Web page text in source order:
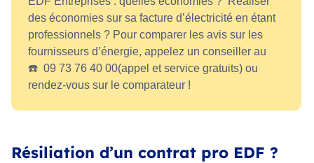
des économies sur sa facture d’électricité en étant
professionnels ? Pour comparer les avis sur les
fournisseurs d’énergie, appelez un conseiller au
☎️ 09 73 76 40 00(appel et service gratuits) ou
rendez-vous sur le comparateur !
Résiliation d’un contrat pro EDF ?